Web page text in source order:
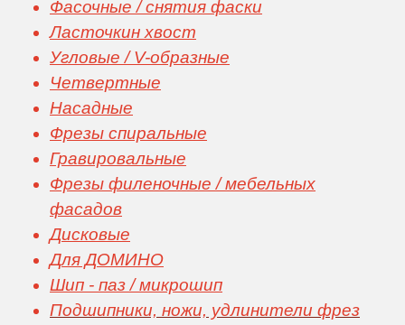
Фасочные / снятия фаски
Ласточкин хвост
Угловые / V-образные
Четвертные
Насадные
Фрезы спиральные
Гравировальные
Фрезы филеночные / мебельных
фасадов
Дисковые
Для ДОМИНО
Шип - паз / микрошип
Подшипники, ножи, удлинители фрез